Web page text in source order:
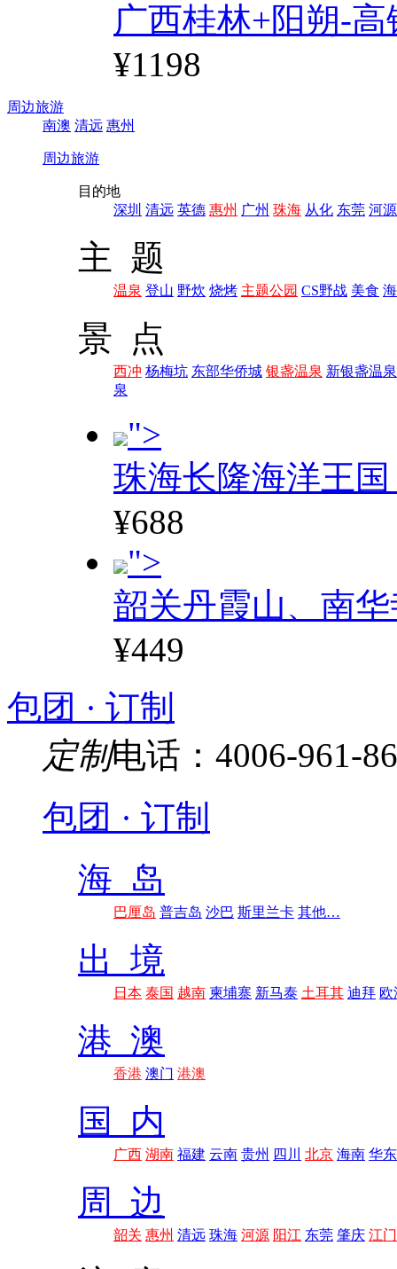
广西桂林+阳朔-高
¥1198
周边旅游
南澳 清远 惠州
周边旅游
目的地
深圳 清远 英德 惠州 广州 珠海 从化 东莞 河源
主 题
温泉 登山 野炊 烧烤 主题公园 CS野战 美食
景 点
西冲 杨梅坑 东部华侨城 银盏温泉 新银盏温泉
泉
">
珠海长隆海洋王
¥688
">
韶关丹霞山、南
¥449
包团 · 订制
定制电话：4006-961-
包团 · 订制
海 岛
巴厘岛 普吉岛 沙巴 斯里兰卡 其他…
出 境
日本 泰国 越南 柬埔寨 新马泰 土耳其 迪拜 欧
港 澳
香港 澳门 港澳
国 内
广西 湖南 福建 云南 贵州 四川 北京 海南 华东
周 边
韶关 惠州 清远 珠海 河源 阳江 东莞 肇庆 江门